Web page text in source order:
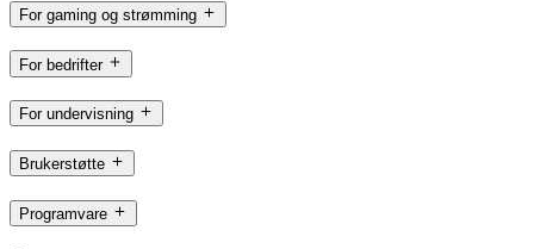
For gaming og strømming
For bedrifter
For undervisning
Brukerstøtte
Programvare